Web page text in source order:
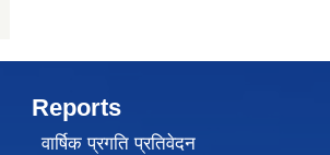
Reports
वार्षिक प्रगति प्रतिवेदन